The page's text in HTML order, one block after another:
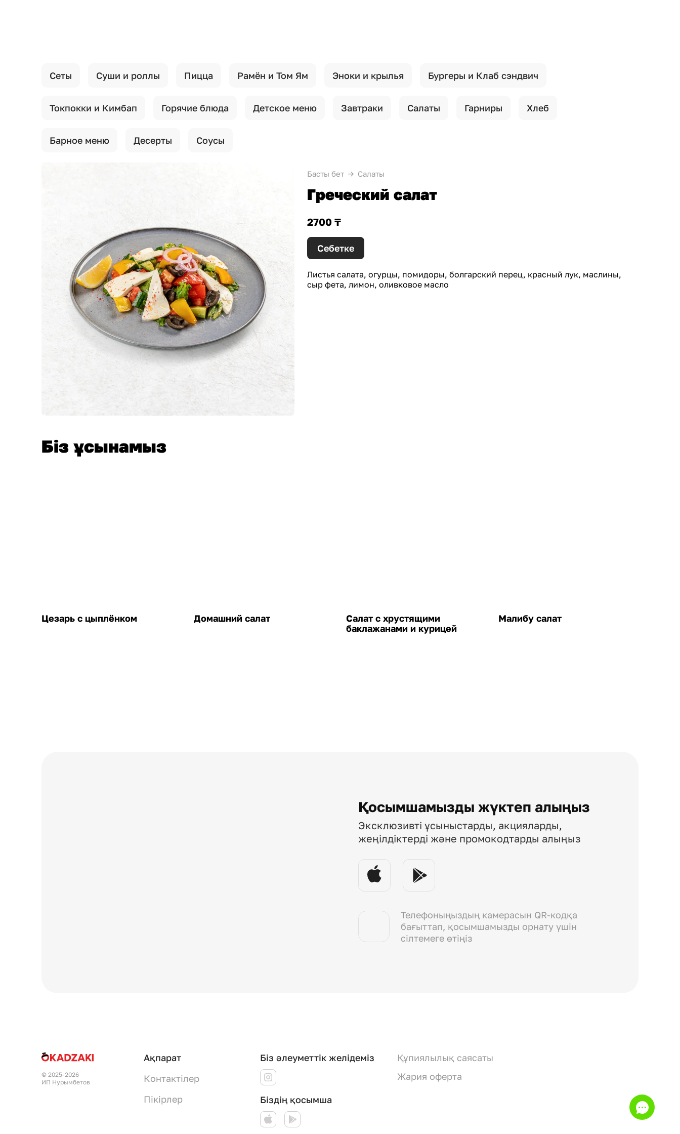
Сеты Суши и роллы Пицца Рамён и Том Ям Эноки и крылья Бургеры и Клаб сэндвич
Токпокки и Кимбап Горячие блюда Детское меню Завтраки Салаты Гарниры Хлеб
Барное меню Десерты Соусы
Басты бет Салаты
Греческий салат
2700 ₸
Себетке
Листья салата, огурцы, помидоры, болгарский перец, красный лук, маслины,
сыр фета, лимон, оливковое масло
Біз ұсынамыз
Цезарь с цыплёнком Домашний салат
Салат с хрустящими
баклажанами и курицей
Малибу салат
Қосымшамызды жүктеп алыңыз
Эксклюзивті ұсыныстарды, акцияларды,
жеңілдіктерді және промокодтарды алыңыз
Телефоныңыздың камерасын QR-кодқа
бағыттап, қосымшамызды орнату үшін
сілтемеге өтіңіз
© 2025-2026
ИП Нурымбетов
Ақпарат
Контактілер
Пікірлер
Біз әлеуметтік желідеміз
Біздің қосымша
Құпиялылық саясаты
Жария оферта